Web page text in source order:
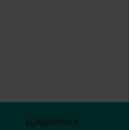
KUNDSERVICE